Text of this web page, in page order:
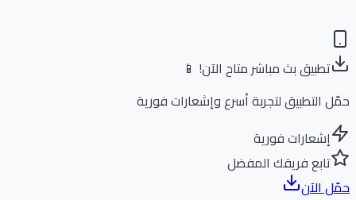
تطبيق بث مباشر متاح الآن! 📱
التطبيق لتجربة أسرع وإشعارات فورية
إشعارات فورية
تابع فريقك المفضل
الآن